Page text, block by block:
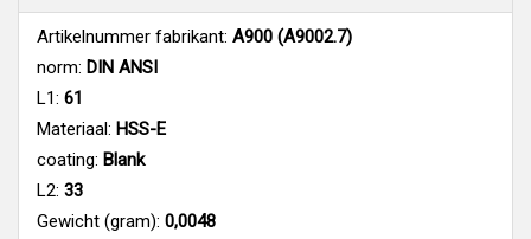
Artikelnummer fabrikant: A900 (A9002.7)
norm: DIN ANSI
L1: 61
Materiaal: HSS-E
coating: Blank
L2: 33
Gewicht (gram): 0,0048